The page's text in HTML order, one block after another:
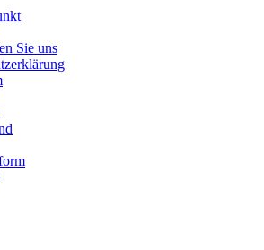
Sie uns